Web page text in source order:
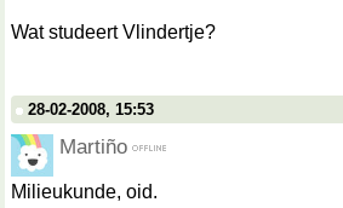
Wat studeert Vlindertje?
28-02-2008, 15:53
Martiño
Milieukunde, oid.